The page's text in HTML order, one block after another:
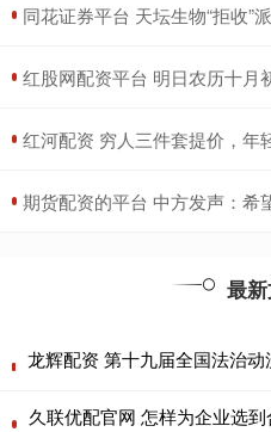
同花证券平台 天坛生物“拒收”
红股网配资平台 明日农历十月初十别偷懒，
红河配资 穷人三件套提价，年轻人
期货配资的平台 中方发声：希
最
久联优配官网 怎样为企业选